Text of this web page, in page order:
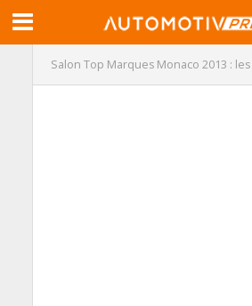
Salon Top Marques Monaco 2013 :